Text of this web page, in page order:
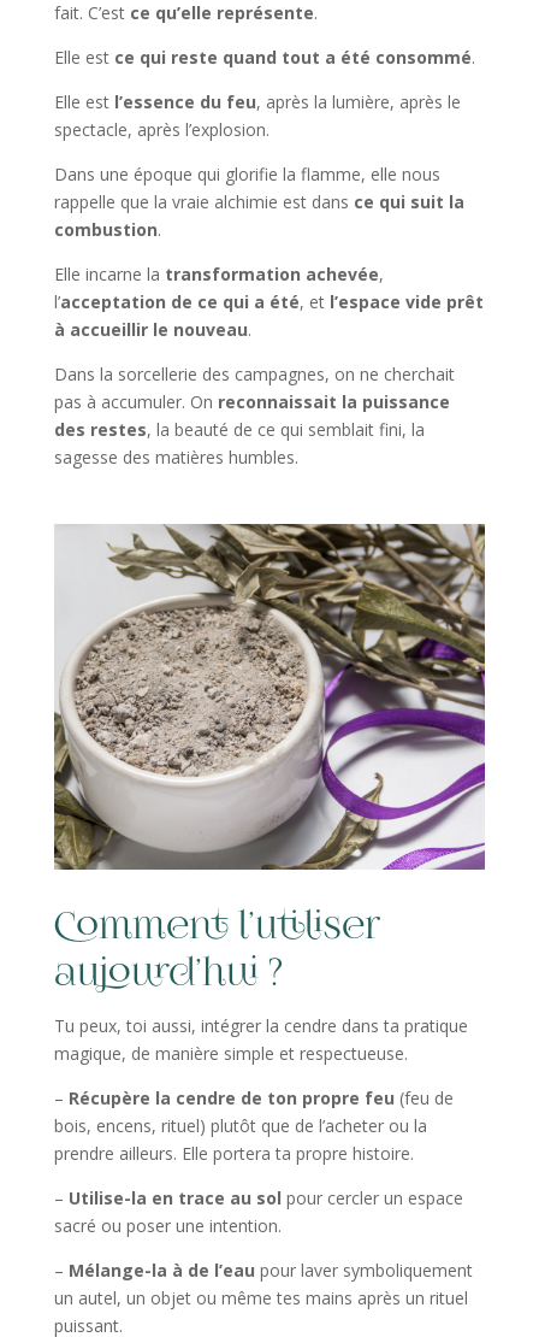
fait. C’est ce qu’elle représente.
Elle est ce qui reste quand tout a été consommé.
Elle est l’essence du feu, après la lumière, après le
spectacle, après l’explosion.
Dans une époque qui glorifie la flamme, elle nous
rappelle que la vraie alchimie est dans ce qui suit la
combustion.
Elle incarne la transformation achevée,
l’acceptation de ce qui a été, et l’espace vide prêt
à accueillir le nouveau.
Dans la sorcellerie des campagnes, on ne cherchait
pas à accumuler. On reconnaissait la puissance
des restes, la beauté de ce qui semblait fini, la
sagesse des matières humbles.
Comment l’utiliser
aujourd’hui ?
Tu peux, toi aussi, intégrer la cendre dans ta pratique
magique, de manière simple et respectueuse.
– Récupère la cendre de ton propre feu (feu de
bois, encens, rituel) plutôt que de l’acheter ou la
prendre ailleurs. Elle portera ta propre histoire.
– Utilise-la en trace au sol pour cercler un espace
sacré ou poser une intention.
– Mélange-la à de l’eau pour laver symboliquement
un autel, un objet ou même tes mains après un rituel
puissant.